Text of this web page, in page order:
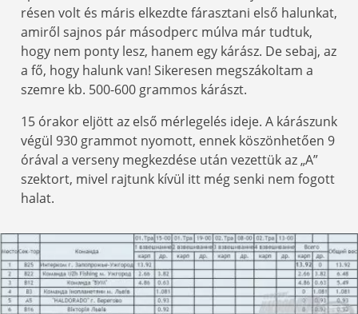
résen volt és máris elkezdte fárasztani első halunkat,
amiről sajnos pár másodperc múlva már tudtuk,
hogy nem ponty lesz, hanem egy kárász. De sebaj, az
a fő, hogy halunk van! Sikeresen megszákoltam a
szemre kb. 500-600 grammos kárászt.
15 órakor eljött az első mérlegelés ideje. A kárászunk
végül 930 grammot nyomott, ennek köszönhetően 9
órával a verseny megkezdése után vezettük az „A”
szektort, mivel rajtunk kívül itt még senki nem fogott
halat.